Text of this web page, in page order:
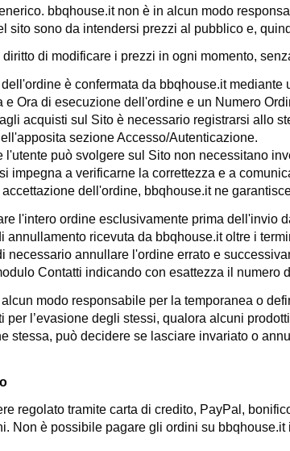
bbqhouse.itnon è in alcun modo
sito sono da intendersi prezzi al pubblico e,
di modificare i prezzi in ogni momento,
è confermata da bbqhouse.itmediante
e Ora di esecuzione dell'ordine e un Numero
acquisti sul Sito è necessario registrarsi allo
sezione Accesso/Autenticazione.
l'utente può svolgere sul Sito non necessitano
impegna a verificarne la correttezza e a
dell'ordine, bbqhouse.itne
l'intero ordine esclusivamente prima dell'invio
annullamento ricevuta da bbqhouse.itoltre i
necessario annullare l'ordine errato e
Contatti indicando con esattezza il numero
modo responsabile per la temporanea o
per l’evasione degli stessi, qualora alcuni
stessa, può decidere se lasciare invariato o
regolato tramite carta di credito, PayPal,
Non è possibile pagare gli ordini su bbqhouse.it